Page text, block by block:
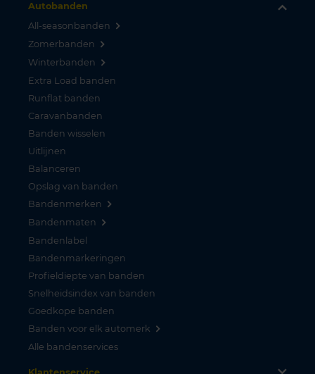
Autobanden
All-seasonbanden
Zomerbanden
Winterbanden
Extra Load banden
Runflat banden
Caravanbanden
Banden wisselen
Uitlijnen
Balanceren
Opslag van banden
Bandenmerken
Bandenmaten
Bandenlabel
Bandenmarkeringen
Profieldiepte van banden
Snelheidsindex van banden
Goedkope banden
Banden voor elk automerk
Alle bandenservices